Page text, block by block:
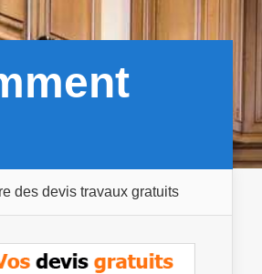
des devis travaux gratuits